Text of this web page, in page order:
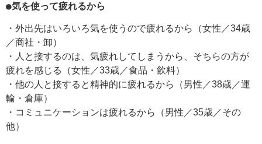
●気を使って疲れるから
・外出先はいろいろ気を使うので疲れるから（女性／34歳
／商社・卸）
・人と接するのは、気疲れしてしまうから、そちらの方が
疲れを感じる（女性／33歳／食品・飲料）
・他の人と接すると精神的に疲れるから（男性／38歳／運
輸・倉庫）
・コミュニケーションは疲れるから（男性／35歳／その
他）